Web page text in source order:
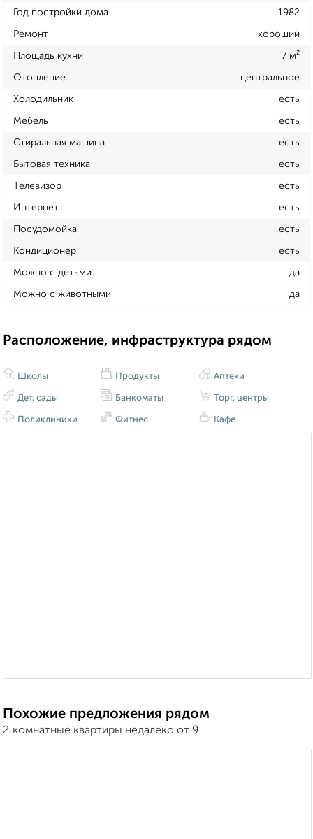
Год постройки дома 1982
Ремонт хороший
Площадь кухни 7 м²
Отопление центральное
Холодильник есть
Мебель есть
Стиральная машина есть
Бытовая техника есть
Телевизор есть
Интернет есть
Посудомойка есть
Кондиционер есть
Можно с детьми да
Можно с животными да
Расположение, инфраструктура рядом
Школы
Дет. сады
Поликлиники
Продукты
Банкоматы
Фитнес
Аптеки
Торг. центры
Кафе
Похожие предложения рядом
2‑комнатные квартиры недалеко от 9